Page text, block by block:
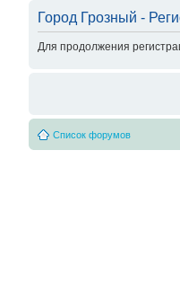
Город Грозный -
Для продолжения
Список форумов